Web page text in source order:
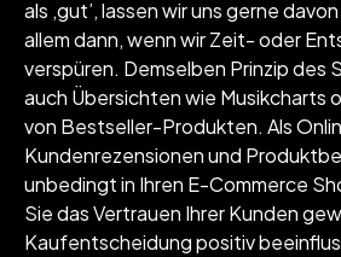
als ‚gut’, lassen wir uns gerne
allem dann, wenn wir Zeit- oder
verspüren. Demselben Prinzip des
auch Übersichten wie Musikcharts
von Bestseller-Produkten. Als
Kundenrezensionen und
unbedingt in Ihren E-Commerce
Sie das Vertrauen Ihrer Kunden
Kaufentscheidung positiv